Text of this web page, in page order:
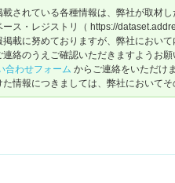
されている各種情報は、弊社が取材
ス・レジストリ（ https://
載に努めておりますが、弊社におい
絡のうえご確認いただきますようお
合わせフォーム からご連絡をいただけ
情報につきましては、弊社において